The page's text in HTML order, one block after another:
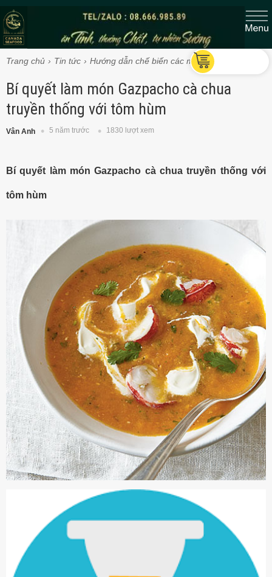
Trang chủ Tin tức Hướng dẫn chế biến các món Tôm hùm
Bí quyết làm món Gazpacho cà chua
truyền thống với tôm hùm
Vân Anh 5 năm trước 1830 lượt xem
Bí quyết làm món Gazpacho cà chua truyền thống với
tôm hùm